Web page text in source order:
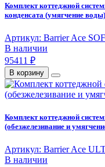
Комплект коттеджной
конденсата (умягчение воды)
Артикул: Barrier Ace
В наличии
95411 ₽
В корзину
Комплект коттеджной
(обезжелезивание и
Артикул: Barrier Ace
В наличии